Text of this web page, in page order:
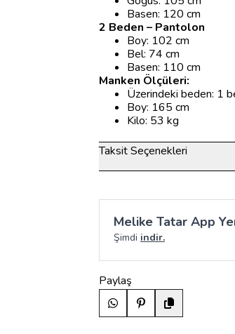
Basen: 120 cm
2 Beden – Pantolon
Boy: 102 cm
Bel: 74 cm
Basen: 110 cm
Manken Ölçüleri:
Üzerindeki beden: 1
Boy: 165 cm
Kilo: 53 kg
Taksit Seçenekleri
Melike Tatar App
Şimdi indir.
Paylaş